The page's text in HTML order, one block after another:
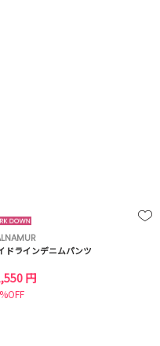
ドラインデニムパンツ
円